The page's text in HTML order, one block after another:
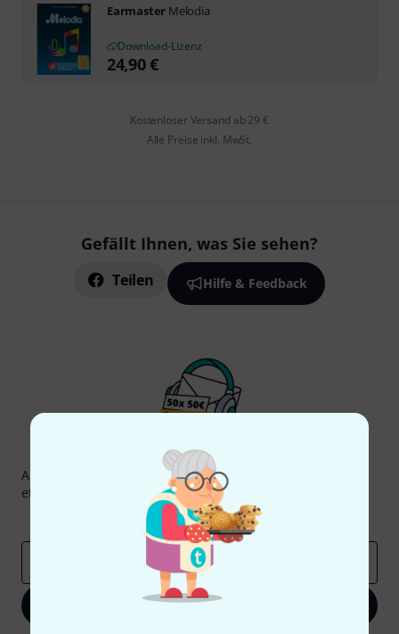
Earmaster Melodia
Download-Lizenz
24,90€
Kostenloser Versand ab 29 €
Alle Preise inkl. MwSt.
Gefällt Ihnen, was Sie sehen?
Teilen Hilfe & Feedback
Thomann Newsletter
Abonniere den Thomann Newsletter und gewinne mit
etwas Glück einen von50 Gutscheinen
Inspirierende Beiträge
Deals Thomann Insights
Jetzt anmelden